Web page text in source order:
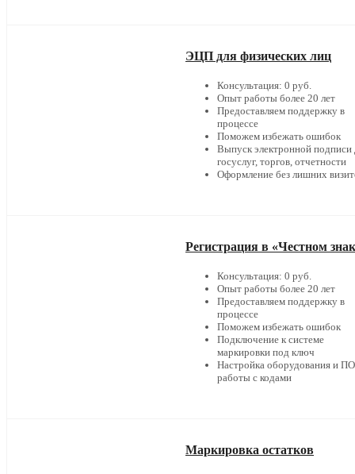
ЭЦП для физических лиц
Консультация: 0 руб.
Опыт работы более 20 лет
Предоставляем поддержку в
процессе
Поможем избежать ошибок
Выпуск электронной подписи
госуслуг, торгов, отчетности
Оформление без лишних
Регистрация в «Честном
Консультация: 0 руб.
Опыт работы более 20 лет
Предоставляем поддержку в
процессе
Поможем избежать ошибок
Подключение к системе
маркировки под ключ
Настройка оборудования и
работы с кодами
Маркировка остатков